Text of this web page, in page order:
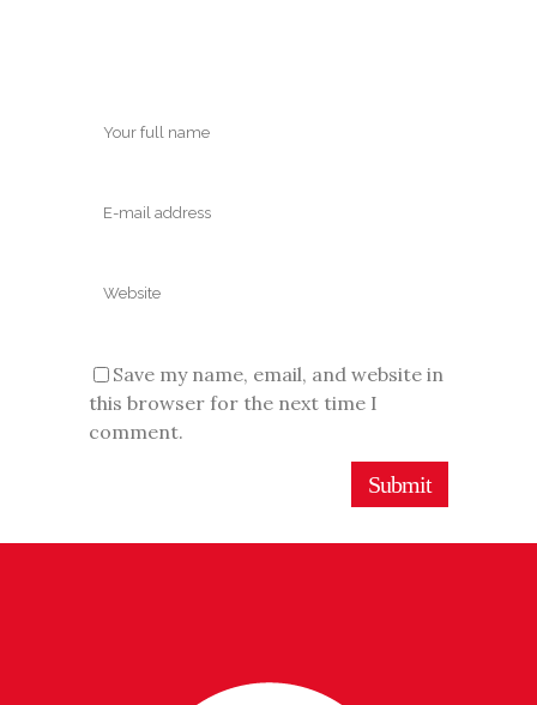
Save my name, email, and website in
this browser for the next time I
comment.